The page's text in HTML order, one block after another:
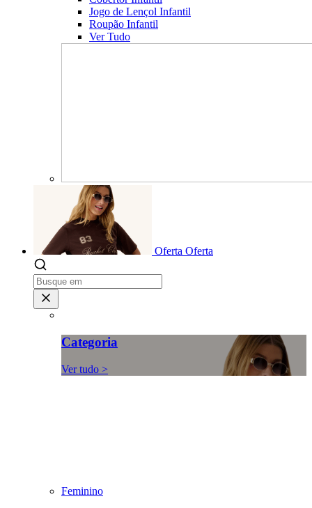
Jogo de Lençol Infantil
Roupão Infantil
Ver Tudo
Oferta Oferta
Categoria
Ver tudo >
Feminino